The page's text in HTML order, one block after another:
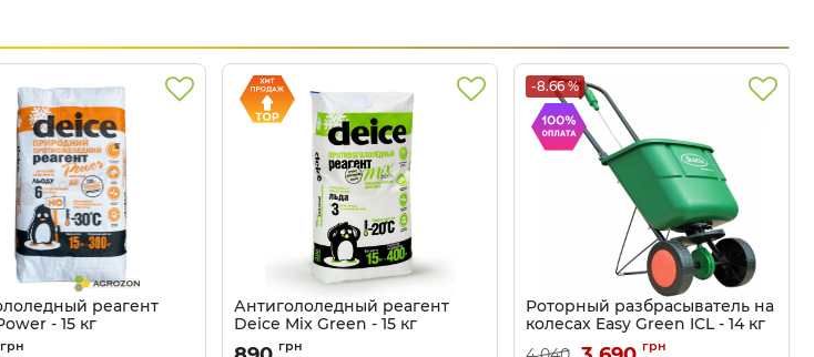
реагент
- 15 кг
4104152
грн
Антигололедный реагент
Deice Mix Green - 15 кг
Артикул: 4104153
грн
-8.66 %
Роторный разбрасыватель на
колесах Easy Green ICL - 14 кг
Артикул: 9101505 грн